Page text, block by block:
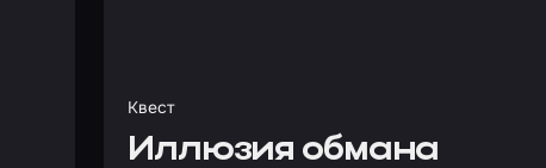
Квест
Иллюзия обмана